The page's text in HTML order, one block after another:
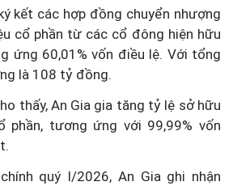
kết các hợp đồng chuyển nhượng
cổ phần từ các cổ đông hiện hữu
ứng 60,01% vốn điều lệ. Với tổng
là 108 tỷ đồng.
thấy, An Gia gia tăng tỷ lệ sở hữu
phần, tương ứng với 99,99% vốn
quý I/2026, An Gia ghi nhận